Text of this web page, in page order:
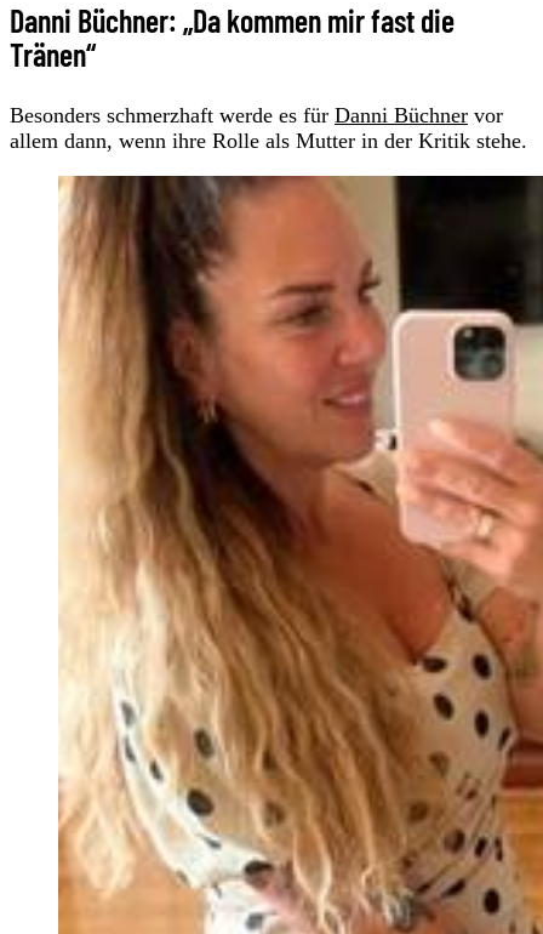
Danni Büchner: „Da kommen mir fast die
Tränen“
Besonders schmerzhaft werde es für Danni Büchner vor
allem dann, wenn ihre Rolle als Mutter in der Kritik stehe.